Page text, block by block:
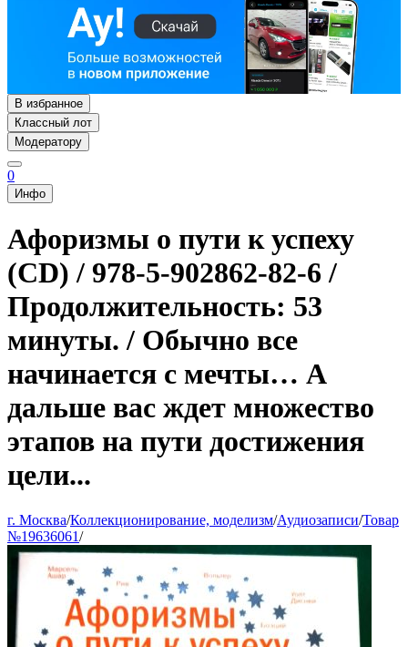
В избранное
Классный лот
Модератору
0
Инфо
Афоризмы о пути к успеху
(CD) / 978-5-902862-82-6 /
Продолжительность: 53
минуты. / Обычно все
начинается с мечты… А
дальше вас ждет множество
этапов на пути достижения
цели...
г. Москва/Коллекционирование, моделизм/Аудиозаписи/Товар
№19636061/